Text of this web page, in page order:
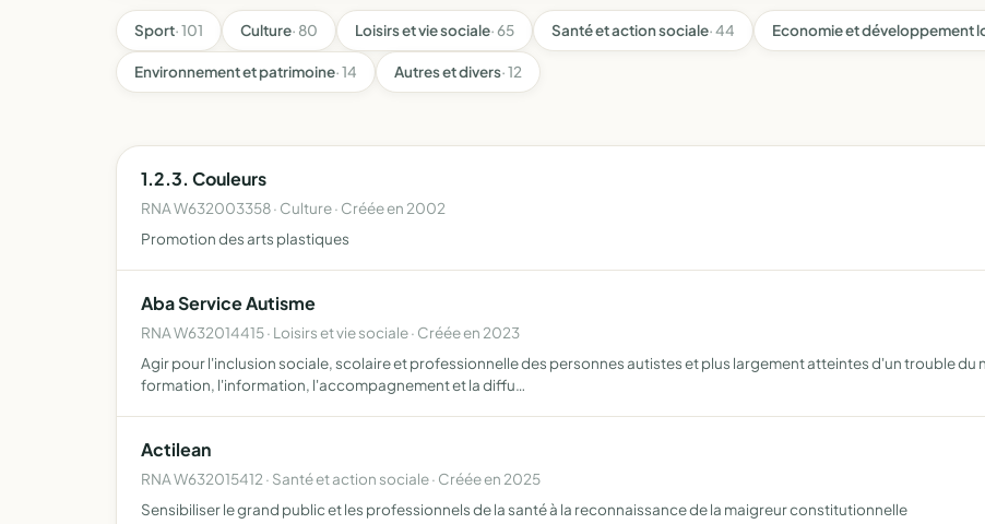
Sport· 101 Culture· 80 Loisirs et vie sociale· 65 Santé et action sociale· 44 Economie et développement
Environnement et patrimoine· 14 Autres et divers· 12
1.2.3. Couleurs
RNA W632003358 · Culture · Créée en 2002
Promotion des arts plastiques
Aba Service Autisme
RNA W632014415 · Loisirs et vie sociale · Créée en 2023
Agir pour l'inclusion sociale, scolaire et professionnelle des personnes autistes et plus largement atteintes d'un trouble du
formation, l'information, l'accompagnement et la diffu…
Actilean
RNA W632015412 · Santé et action sociale · Créée en 2025
Sensibiliser le grand public et les professionnels de la santé à la reconnaissance de la maigreur constitutionnelle